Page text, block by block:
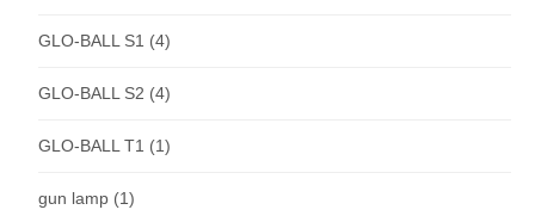
GLO-BALL S1 (4)
GLO-BALL S2 (4)
GLO-BALL T1 (1)
gun lamp (1)